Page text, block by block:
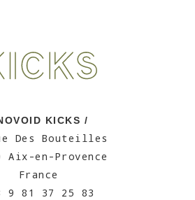
KICKS /
Des Bouteilles
Aix-en-Provence
France
9 81 37 25 83